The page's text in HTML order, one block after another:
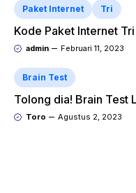
Paket Internet Tri
Kode Paket Internet
admin Februari 11, 2023
Brain Test
Tolong dia! Brain Test
Toro Agustus 2, 2023